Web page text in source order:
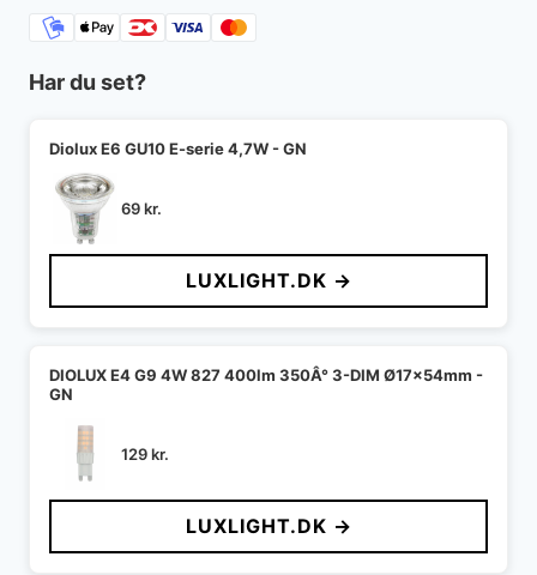
Har du set?
Diolux E6 GU10 E-serie 4,7W - GN
69kr.
LUXLIGHT.DK →
DIOLUX E4 G9 4W 827 400lm 350Â° 3-DIM Ø17x54mm -
GN
129kr.
LUXLIGHT.DK →